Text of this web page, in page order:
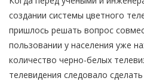
создании системы цветного
пришлось решать вопрос
пользовании у населения уже
количество черно-белых
телевидения следовало